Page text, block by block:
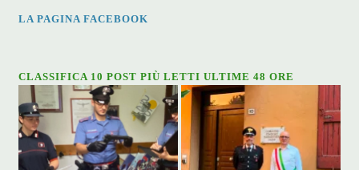
LA PAGINA FACEBOOK
CLASSIFICA 10 POST PIÙ LETTI ULTIME 48 ORE